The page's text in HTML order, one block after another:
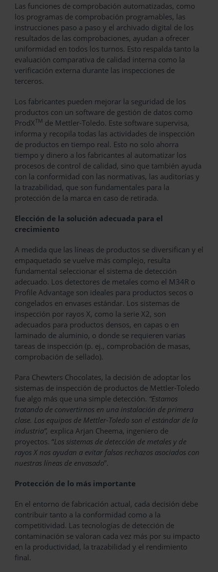
Las funciones de comprobación automatizadas, como
los programas de comprobación programables, las
instrucciones paso a paso y el archivado digital de los
resultados de las comprobaciones, ayudan a ofrecer
uniformidad en todos los turnos. Esto respalda tanto la
evaluación comparativa de calidad interna como la
verificación externa durante las inspecciones de
terceros.
Los fabricantes pueden mejorar la seguridad de los
productos con un software de gestión de datos como
ProdXTM de Mettler-Toledo. Este software supervisa,
informa y recopila todas las actividades de inspección
de productos en tiempo real. Esto no solo ahorra
tiempo y dinero a los fabricantes al automatizar los
procesos de control de calidad, sino que también ayuda
con la conformidad con las normativas, las auditorías y
la trazabilidad, que son fundamentales para la
protección de la marca en caso de retirada.
Elección de la solución adecuada para el
crecimiento
A medida que las líneas de productos se diversifican y el
empaquetado se vuelve más complejo, resulta
fundamental seleccionar el sistema de detección
adecuado. Los detectores de metales como el M34R o
Profile Advantage son ideales para productos secos o
congelados en envases estándar. Los sistemas de
inspección por rayos X, como la serie X2, son
adecuados para productos densos, en capas o en
laminado de aluminio, o donde se requieren varias
tareas de inspección (p. ej., comprobación de masas,
comprobación de sellado).
Para Chewters Chocolates, la decisión de adoptar los
sistemas de inspección de productos de Mettler-Toledo
fue algo más que una simple detección. “Estamos
tratando de convertirnos en una instalación de primera
clase. Los equipos de Mettler-Toledo son el estándar de la
industria”, explica Arjan Cheema, ingeniero de
proyectos. “Los sistemas de detección de metales y de
rayos X nos ayudan a evitar falsos rechazos asociados con
nuestras líneas de envasado”.
Protección de lo más importante
En el entorno de fabricación actual, cada decisión debe
contribuir tanto a la conformidad como a la
competitividad. Las tecnologías de detección de
contaminación se valoran cada vez más por su impacto
en la productividad, la trazabilidad y el rendimiento
final.